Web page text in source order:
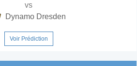
vs
Dynamo Dresden
Voir Prédiction